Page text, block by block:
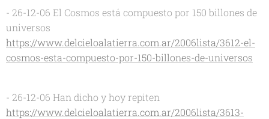
- 26-12-06 El Cosmos está compuesto por 150 billones de
universos
https://www.delcieloalatierra.com.ar/2006lista/3612-el-
cosmos-esta-compuesto-por-150-billones-de-universos
- 26-12-06 Han dicho y hoy repiten
https://www.delcieloalatierra.com.ar/2006lista/3613-